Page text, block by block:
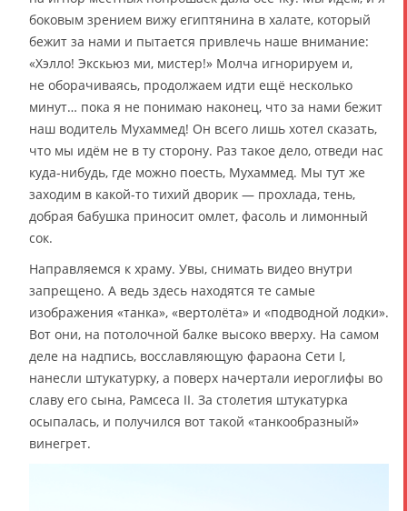
боковым зрением вижу египтянина в халате, который
бежит за нами и пытается привлечь наше внимание:
«Хэлло! Экскьюз ми, мистер!» Молча игнорируем и,
не оборачиваясь, продолжаем идти ещё несколько
минут… пока я не понимаю наконец, что за нами бежит
наш водитель Мухаммед! Он всего лишь хотел сказать,
что мы идём не в ту сторону. Раз такое дело, отведи нас
куда-нибудь, где можно поесть, Мухаммед. Мы тут же
заходим в какой-то тихий дворик — прохлада, тень,
добрая бабушка приносит омлет, фасоль и лимонный
сок.
Направляемся к храму. Увы, снимать видео внутри
запрещено. А ведь здесь находятся те самые
изображения «танка», «вертолёта» и «подводной лодки».
Вот они, на потолочной балке высоко вверху. На самом
деле на надпись, восславляющую фараона Сети I,
нанесли штукатурку, а поверх начертали иероглифы во
славу его сына, Рамсеса II. За столетия штукатурка
осыпалась, и получился вот такой «танкообразный»
винегрет.